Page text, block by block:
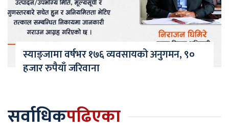
स्याङ्जामा वर्षभर १७६ व्यवसायको अनुगमन, ९०
हजार रुपैयाँ जरिवाना
सर्वाधिकपढिएका